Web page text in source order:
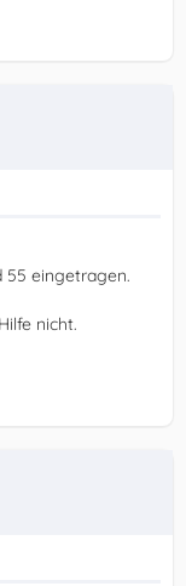
55 eingetragen.
nicht.